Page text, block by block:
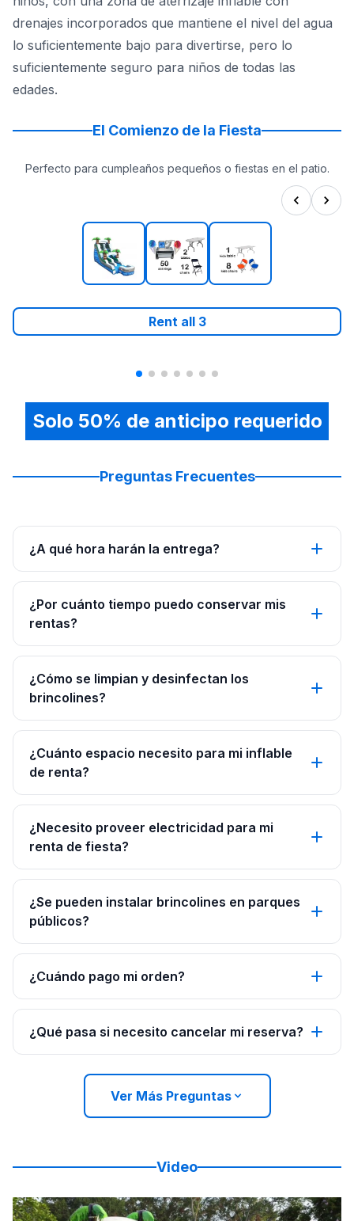
drenajes incorporados que mantiene el nivel del agua
lo suficientemente bajo para divertirse, pero lo
suficientemente seguro para niños de todas las
edades.
El Comienzo de la Fiesta
Perfecto para cumpleaños pequeños o fiestas en el patio.
Rent all 3
Solo 50% de anticipo requerido
Preguntas Frecuentes
¿A qué hora harán la entrega?
¿Por cuánto tiempo puedo conservar mis
rentas?
¿Cómo se limpian y desinfectan los
brincolines?
¿Cuánto espacio necesito para mi inflable
de renta?
¿Necesito proveer electricidad para mi
renta de fiesta?
¿Se pueden instalar brincolines en parques
públicos?
¿Cuándo pago mi orden?
¿Qué pasa si necesito cancelar mi reserva?
Ver Más Preguntas
Video